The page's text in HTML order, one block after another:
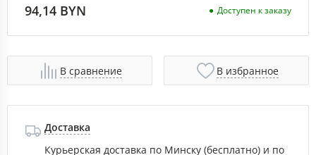
94,14 BYN Доступен к заказу
В сравнение В избранное
Доставка
Курьерская доставка по Минску (бесплатно) и по